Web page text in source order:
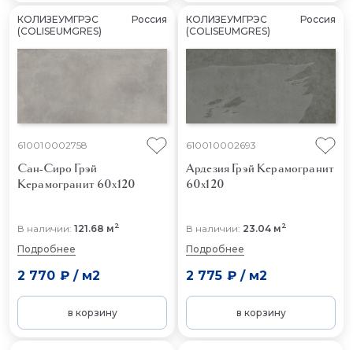
КОЛИЗЕУМГРЭС
(COLISEUMGRES)
Россия
610010002758
Сан-Сиро Грэй
Керамогранит 60x120
В наличии: 121.68 м2
Подробнее
2 770 ₽/ м2
в корзину
КОЛИЗЕУМГРЭС
(COLISEUMGRES)
Россия
610010002693
Ардезия Грэй Керамогранит
60x120
В наличии: 23.04 м2
Подробнее
2 775 ₽/ м2
в корзину